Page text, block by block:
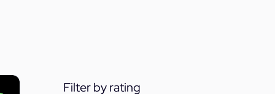
Filter by rating